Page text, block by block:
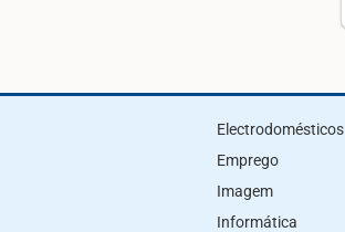
Electrodomésticos
Emprego
Imagem
Informática